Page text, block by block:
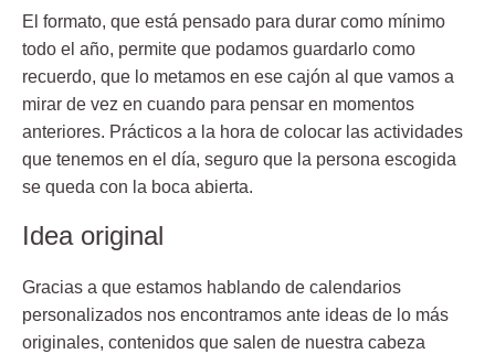
El formato, que está pensado para durar como mínimo
todo el año, permite que podamos guardarlo como
recuerdo, que lo metamos en ese cajón al que vamos a
mirar de vez en cuando para pensar en momentos
anteriores. Prácticos a la hora de colocar las actividades
que tenemos en el día, seguro que la persona escogida
se queda con la boca abierta.
Idea original
Gracias a que estamos hablando de calendarios
personalizados nos encontramos ante ideas de lo más
originales, contenidos que salen de nuestra cabeza